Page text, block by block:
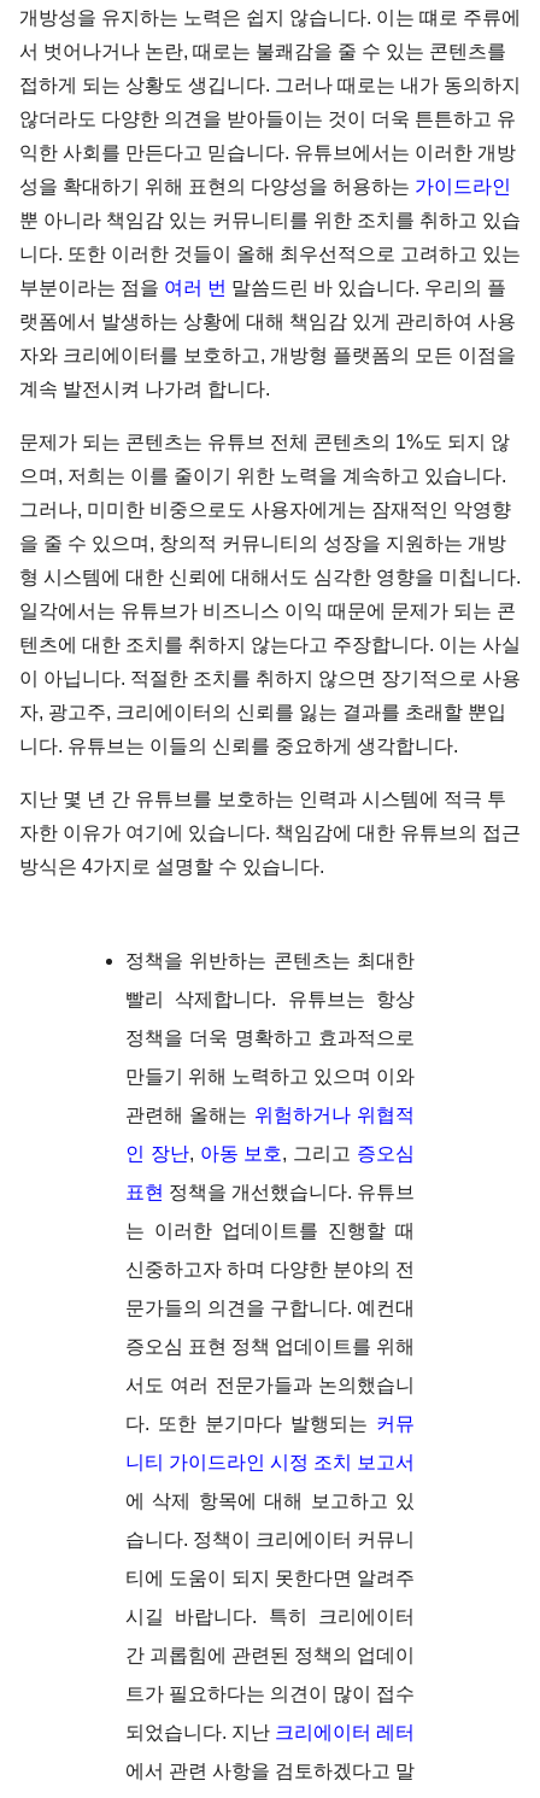
개방성을 유지하는 노력은 쉽지 않습니다. 이는 떄로 주류에
서 벗어나거나 논란, 때로는 불쾌감을 줄 수 있는 콘텐츠를
접하게 되는 상황도 생깁니다. 그러나 때로는 내가 동의하지
않더라도 다양한 의견을 받아들이는 것이 더욱 튼튼하고 유
익한 사회를 만든다고 믿습니다. 유튜브에서는 이러한 개방
성을 확대하기 위해 표현의 다양성을 허용하는 가이드라인
뿐 아니라 책임감 있는 커뮤니티를 위한 조치를 취하고 있습
니다. 또한 이러한 것들이 올해 최우선적으로 고려하고 있는
부분이라는 점을 여러 번 말씀드린 바 있습니다. 우리의 플
랫폼에서 발생하는 상황에 대해 책임감 있게 관리하여 사용
자와 크리에이터를 보호하고, 개방형 플랫폼의 모든 이점을
계속 발전시켜 나가려 합니다.
문제가 되는 콘텐츠는 유튜브 전체 콘텐츠의 1%도 되지 않
으며, 저희는 이를 줄이기 위한 노력을 계속하고 있습니다.
그러나, 미미한 비중으로도 사용자에게는 잠재적인 악영향
을 줄 수 있으며, 창의적 커뮤니티의 성장을 지원하는 개방
형 시스템에 대한 신뢰에 대해서도 심각한 영향을 미칩니다.
일각에서는 유튜브가 비즈니스 이익 때문에 문제가 되는 콘
텐츠에 대한 조치를 취하지 않는다고 주장합니다. 이는 사실
이 아닙니다. 적절한 조치를 취하지 않으면 장기적으로 사용
자, 광고주, 크리에이터의 신뢰를 잃는 결과를 초래할 뿐입
니다. 유튜브는 이들의 신뢰를 중요하게 생각합니다.
지난 몇 년 간 유튜브를 보호하는 인력과 시스템에 적극 투
자한 이유가 여기에 있습니다. 책임감에 대한 유튜브의 접근
방식은 4가지로 설명할 수 있습니다.
정책을 위반하는 콘텐츠는 최대한
빨리 삭제합니다. 유튜브는 항상
정책을 더욱 명확하고 효과적으로
만들기 위해 노력하고 있으며 이와
관련해 올해는 위험하거나 위협적
인 장난, 아동 보호, 그리고 증오심
표현 정책을 개선했습니다. 유튜브
는 이러한 업데이트를 진행할 때
신중하고자 하며 다양한 분야의 전
문가들의 의견을 구합니다. 예컨대
증오심 표현 정책 업데이트를 위해
서도 여러 전문가들과 논의했습니
다. 또한 분기마다 발행되는 커뮤
니티 가이드라인 시정 조치 보고서
에 삭제 항목에 대해 보고하고 있
습니다. 정책이 크리에이터 커뮤니
티에 도움이 되지 못한다면 알려주
시길 바랍니다. 특히 크리에이터
간 괴롭힘에 관련된 정책의 업데이
트가 필요하다는 의견이 많이 접수
되었습니다. 지난 크리에이터 레터
에서 관련 사항을 검토하겠다고 말